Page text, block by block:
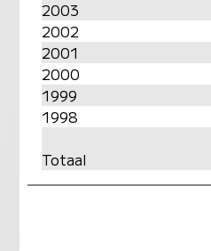
2003
2002
2001
2000
1999
1998
Totaal